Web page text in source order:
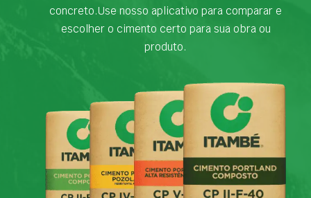
concreto.Use nosso aplicativo para comparar e
escolher o cimento certo para sua obra ou
produto.